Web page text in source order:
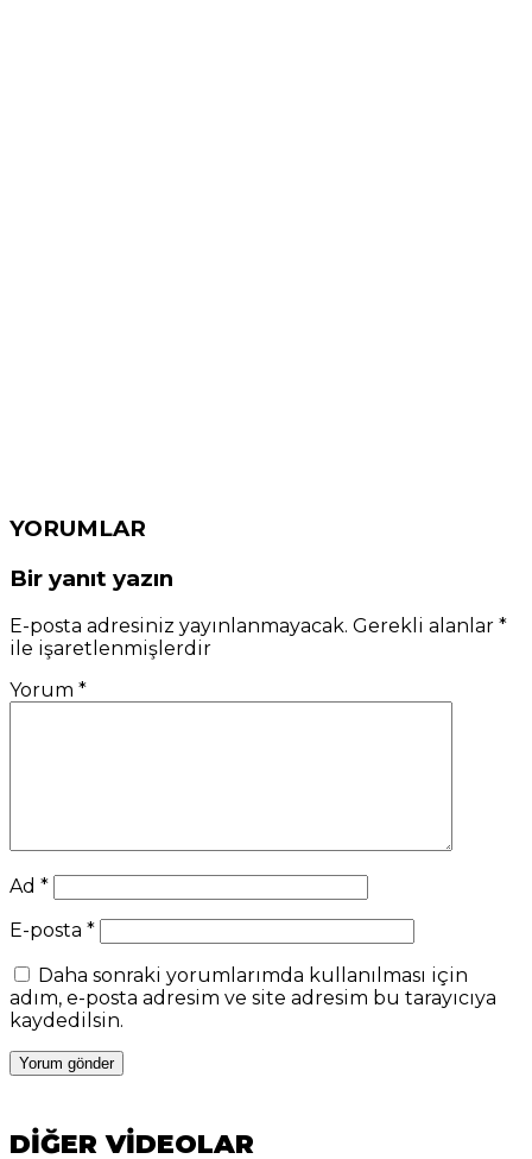
YORUMLAR
Bir yanıt yazın
E-posta adresiniz yayınlanmayacak. Gerekli alanlar *
ile işaretlenmişlerdir
Yorum *
Ad *
E-posta *
Daha sonraki yorumlarımda kullanılması için
adım, e-posta adresim ve site adresim bu tarayıcıya
kaydedilsin.
DİĞER VİDEOLAR